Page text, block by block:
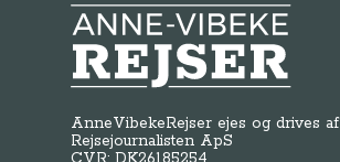
Anne-Vibeke Rejser
AnneVibekeRejser ejes og drives af
Rejsejournalisten ApS